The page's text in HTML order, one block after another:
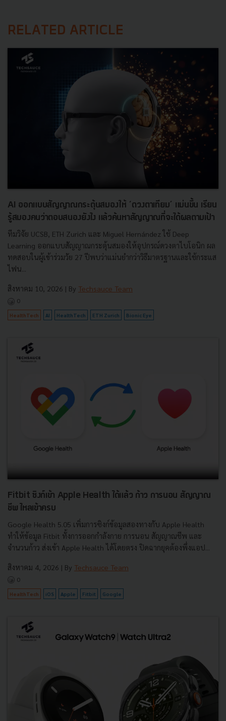
RELATED ARTICLE
AI ออกแบบสัญญาณกระตุ้นสมองให้ ‘ดวงตาเทียม’ แม่นขึ้น เรียน
รู้สมองคนว่าตอบสนองยังไง แล้วค้นหาสัญญาณที่จะได้ผลตามเป้า
ทีมวิจัย UCSB, ETH Zurich และ Miguel Hernández ใช้ Deep
Learning ออกแบบสัญญาณกระตุ้นสมองให้อุปกรณ์ดวงตาไบโอนิก ผล
ทดสอบในผู้เข้าร่วมวัย 27 ปีพบว่าแม่นยำกว่าวิธีมาตรฐานและใช้กระแส
ไฟน...
สิงหาคม 10, 2026 | By Techsauce Team
0
HealthTech AI HealthTech ETH Zurich Bionic Eye
Fitbit ซิงก์เข้า Apple Health ได้แล้ว ก้าว การนอน สัญญาณ
ชีพ ไหลเข้าครบ
Google Health 5.05 เพิ่มการซิงก์ข้อมูลสองทางกับ Apple Health
ทำให้ข้อมูล Fitbit ทั้งการออกกำลังกาย การนอน สัญญาณชีพ และ
จำนวนก้าว ส่งเข้า Apple Health ได้โดยตรง ปิดฉากยุคต้องพึ่งแอป...
สิงหาคม 4, 2026 | By Techsauce Team
0
HealthTech iOS Apple Fitbit Google